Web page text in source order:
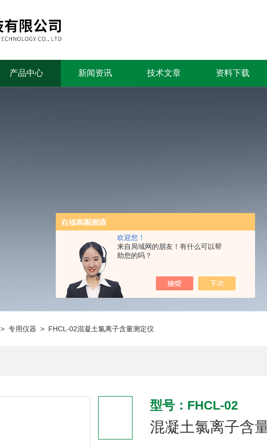
欢迎您！
来自局域网的朋友！有什么可以帮
助您的吗？
产品中心 新闻资讯 技术文章 资料下载
>专用仪器 > FHCL-02混凝土氯离子含量测定仪
型号：FHCL-02
混凝土氯离子含